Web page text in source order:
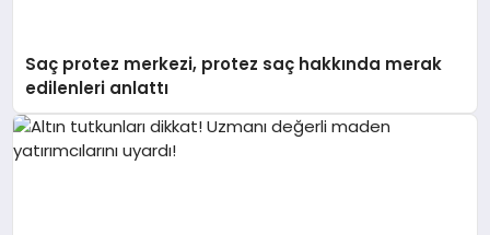
Saç protez merkezi, protez saç hakkında merak
edilenleri anlattı